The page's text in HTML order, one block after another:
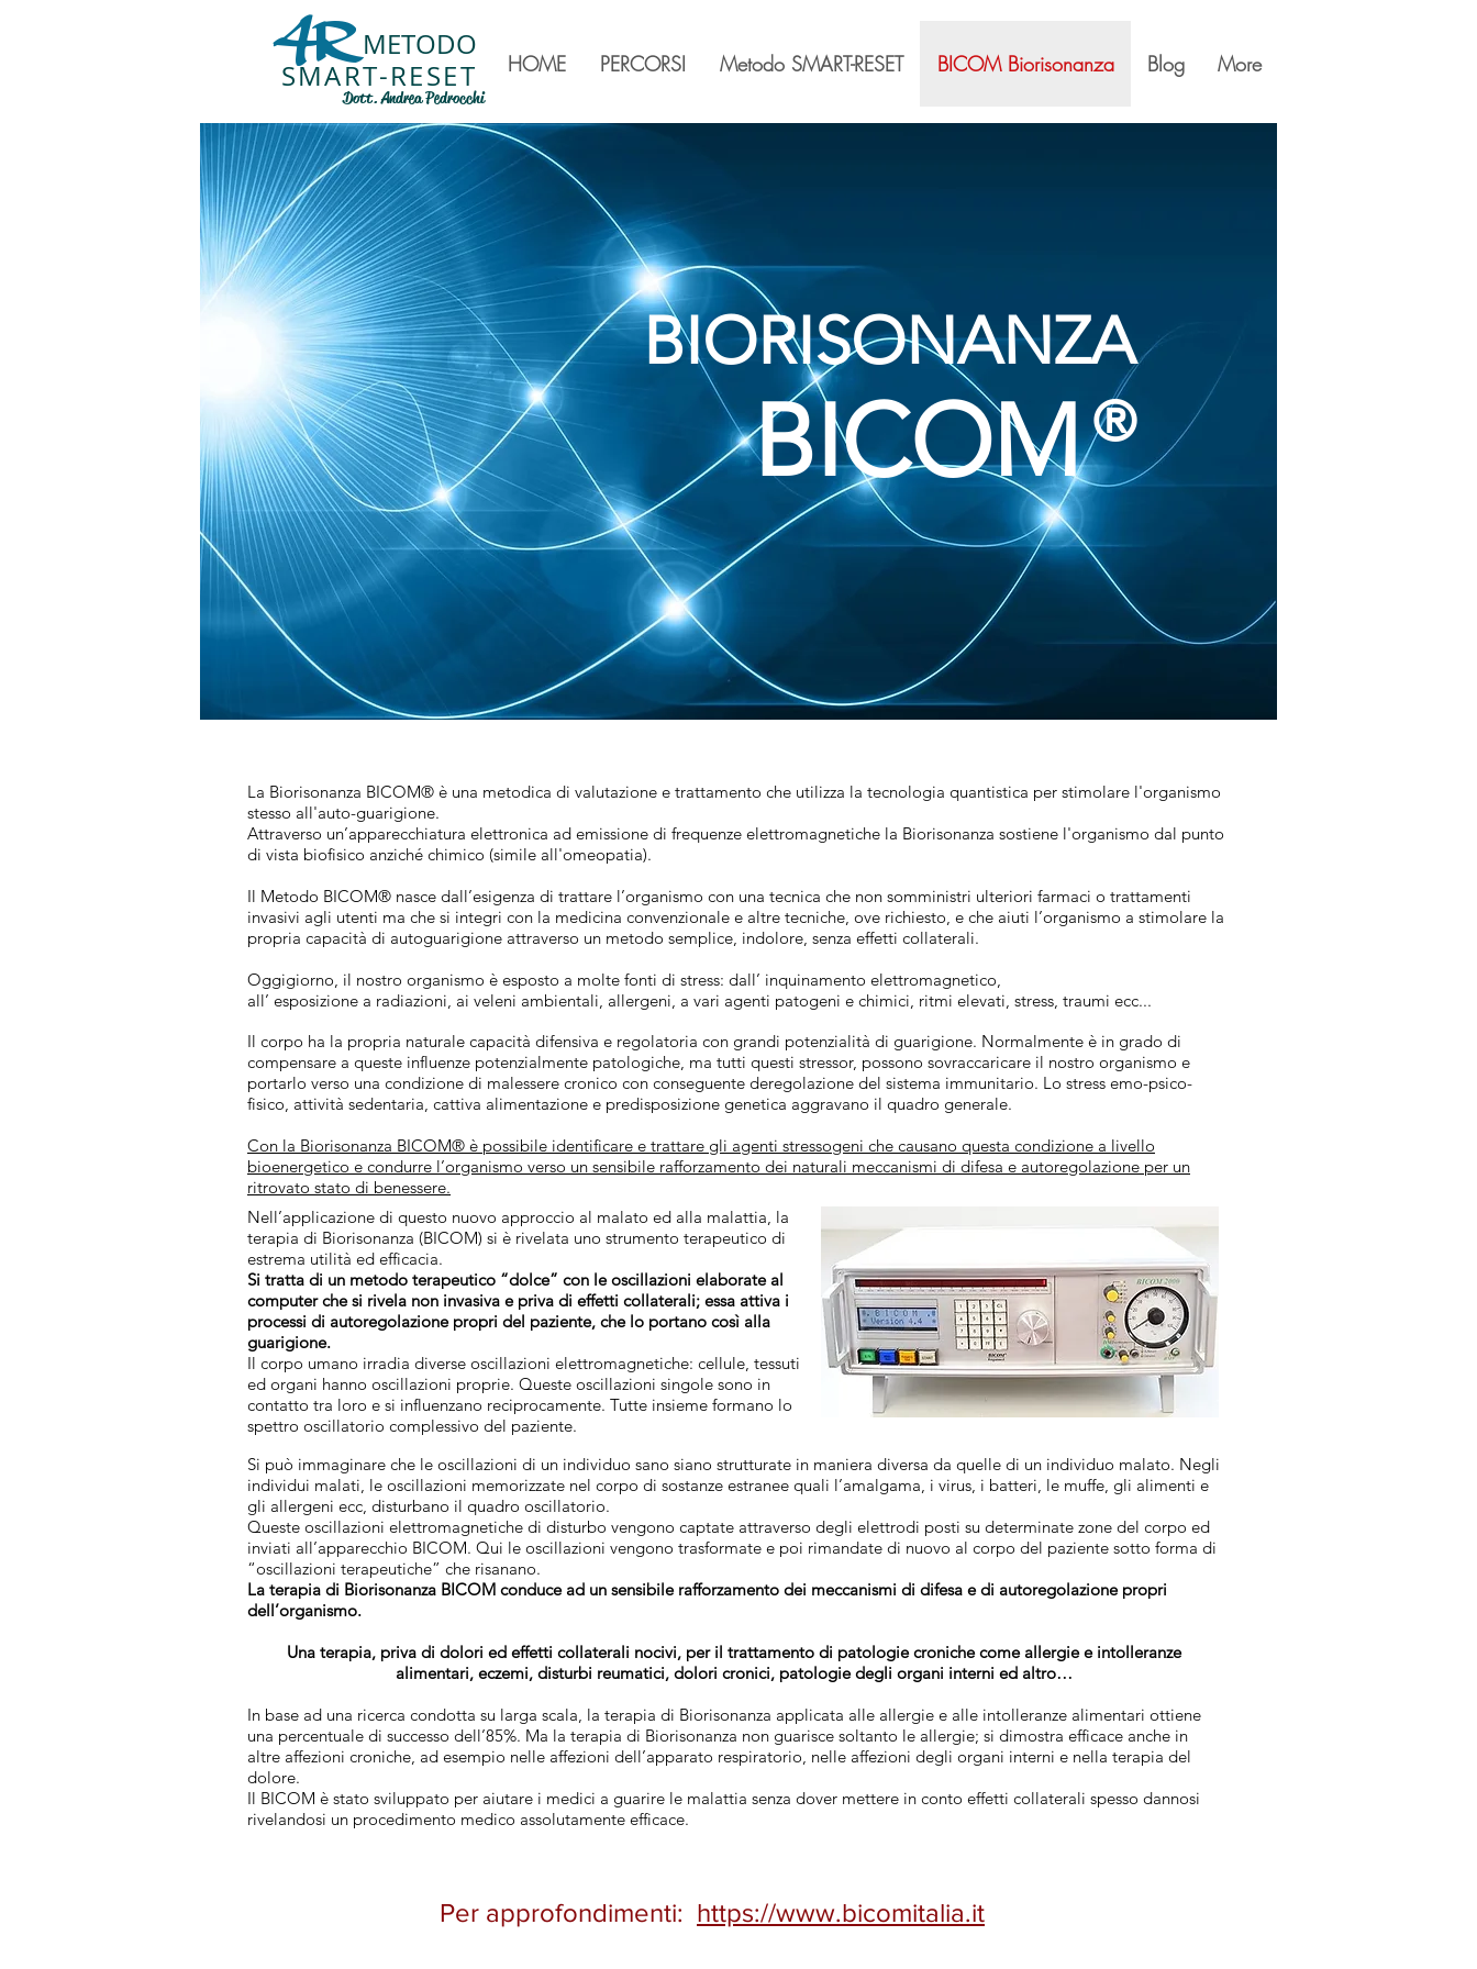
HOME PERCORSI Metodo SMART-RESET BICOM Biorisonanza Blog More
4R METODO
SMART-RESET
Dott. Andrea Pedrocchi
BIORISONANZA
BICOM®
La Biorisonanza BICOM® è una metodica di valutazione e trattamento che utilizza la tecnologia quantistica per stimolare l'organismo
stesso all'auto-guarigione.
Attraverso un’apparecchiatura elettronica ad emissione di frequenze elettromagnetiche la Biorisonanza sostiene l'organismo dal punto
di vista biofisico anziché chimico (simile all'omeopatia).
Il Metodo BICOM® nasce dall’esigenza di trattare l’organismo con una tecnica che non somministri ulteriori farmaci o trattamenti
invasivi agli utenti ma che si integri con la medicina convenzionale e altre tecniche, ove richiesto, e che aiuti l’organismo a stimolare la
propria capacità di autoguarigione attraverso un metodo semplice, indolore, senza effetti collaterali.
Oggigiorno, il nostro organismo è esposto a molte fonti di stress: dall’ inquinamento elettromagnetico,
all’ esposizione a radiazioni, ai veleni ambientali, allergeni, a vari agenti patogeni e chimici, ritmi elevati, stress, traumi ecc...
Il corpo ha la propria naturale capacità difensiva e regolatoria con grandi potenzialità di guarigione. Normalmente è in grado di
compensare a queste influenze potenzialmente patologiche, ma tutti questi stressor, possono sovraccaricare il nostro organismo e
portarlo verso una condizione di malessere cronico con conseguente deregolazione del sistema immunitario. Lo stress emo-psico-
fisico, attività sedentaria, cattiva alimentazione e predisposizione genetica aggravano il quadro generale.
Con la Biorisonanza BICOM® è possibile identificare e trattare gli agenti stressogeni che causano questa condizione a livello
bioenergetico e condurre l’organismo verso un sensibile rafforzamento dei naturali meccanismi di difesa e autoregolazione per un
ritrovato stato di benessere.
Nell’applicazione di questo nuovo approccio al malato ed alla malattia, la
terapia di Biorisonanza (BICOM) si è rivelata uno strumento terapeutico di
estrema utilità ed efficacia.
Si tratta di un metodo terapeutico “dolce” con le oscillazioni elaborate al
computer che si rivela non invasiva e priva di effetti collaterali; essa attiva i
processi di autoregolazione propri del paziente, che lo portano così alla
guarigione.
Il corpo umano irradia diverse oscillazioni elettromagnetiche: cellule, tessuti
ed organi hanno oscillazioni proprie. Queste oscillazioni singole sono in
contatto tra loro e si influenzano reciprocamente. Tutte insieme formano lo
spettro oscillatorio complessivo del paziente.
Si può immaginare che le oscillazioni di un individuo sano siano strutturate in maniera diversa da quelle di un individuo malato. Negli
individui malati, le oscillazioni memorizzate nel corpo di sostanze estranee quali l’amalgama, i virus, i batteri, le muffe, gli alimenti e
gli allergeni ecc, disturbano il quadro oscillatorio.
Queste oscillazioni elettromagnetiche di disturbo vengono captate attraverso degli elettrodi posti su determinate zone del corpo ed
inviati all’apparecchio BICOM. Qui le oscillazioni vengono trasformate e poi rimandate di nuovo al corpo del paziente sotto forma di
“oscillazioni terapeutiche” che risanano.
La terapia di Biorisonanza BICOM conduce ad un sensibile rafforzamento dei meccanismi di difesa e di autoregolazione propri
dell’organismo.
Una terapia, priva di dolori ed effetti collaterali nocivi, per il trattamento di patologie croniche come allergie e intolleranze
alimentari, eczemi, disturbi reumatici, dolori cronici, patologie degli organi interni ed altro…
In base ad una ricerca condotta su larga scala, la terapia di Biorisonanza applicata alle allergie e alle intolleranze alimentari ottiene
una percentuale di successo dell’85%. Ma la terapia di Biorisonanza non guarisce soltanto le allergie; si dimostra efficace anche in
altre affezioni croniche, ad esempio nelle affezioni dell’apparato respiratorio, nelle affezioni degli organi interni e nella terapia del
dolore.
Il BICOM è stato sviluppato per aiutare i medici a guarire le malattia senza dover mettere in conto effetti collaterali spesso dannosi
rivelandosi un procedimento medico assolutamente efficace.
Per approfondimenti: https://www.bicomitalia.it